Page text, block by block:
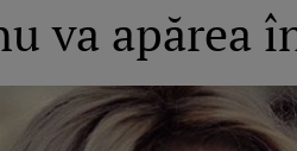
va apărea